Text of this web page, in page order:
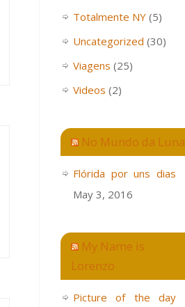
Totalmente NY (5)
Uncategorized (30)
Viagens (25)
Videos (2)
No Mundo da Luna
Flórida por uns dias
May 3, 2016
My Name is
Lorenzo
Picture of the day